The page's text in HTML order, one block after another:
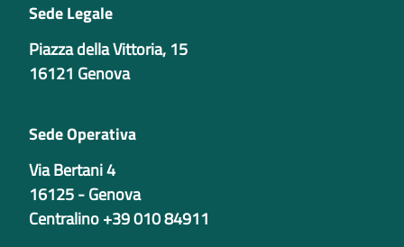
Sede Legale
Piazza della Vittoria, 15
16121 Genova
Sede Operativa
Via Bertani 4
16125 - Genova
Centralino +39 010 84911